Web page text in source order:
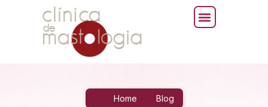
Home Blog